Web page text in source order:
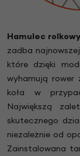
Hamulec
zadba
które dzięki
wyhamują rower
koła w
Największą
skutecznego
niezależnie od
Zainstalowana